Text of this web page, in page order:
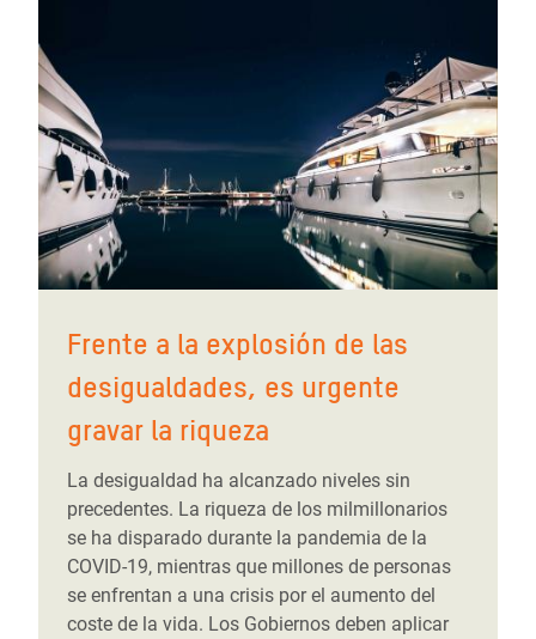
Frente a la explosión de las
desigualdades, es urgente
gravar la riqueza
La desigualdad ha alcanzado niveles sin
precedentes. La riqueza de los milmillonarios
se ha disparado durante la pandemia de la
COVID-19, mientras que millones de personas
se enfrentan a una crisis por el aumento del
coste de la vida. Los Gobiernos deben aplicar